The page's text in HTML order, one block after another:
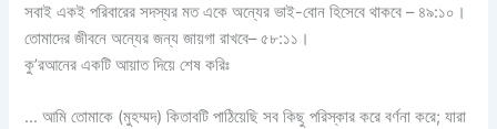
সবাই একই পরিবারের সদস্যর মত একে অন্যের ভাই-বোন হিসেবে থাকবে – ৪৯:১০।
তোমাদের জীবনে অন্যের জন্য জায়গা রাখবে– ৫৮:১১।
কু’রআনের একটি আয়াত দিয়ে শেষ করিঃ
… আমি তোমাকে (মুহম্মদ) কিতাবটি পাঠিয়েছি সব কিছু পরিস্কার করে বর্ণনা করে; যারা